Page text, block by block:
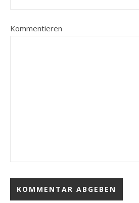
Kommentieren